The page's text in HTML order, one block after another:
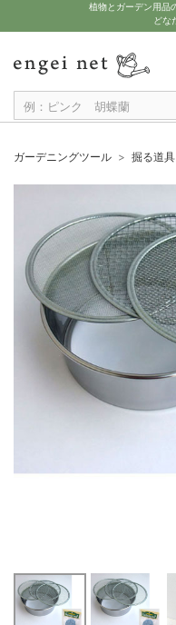
植物とガーデン用品
どな
ガーデニングツール 掘る道
11月中下旬予約
グッズ・資材
グッズ・資材
10月中下旬予約
グッズ・資